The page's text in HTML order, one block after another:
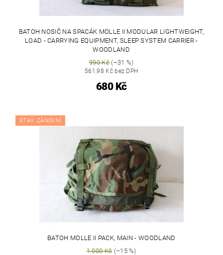
BATOH NOSIČ NA SPACÁK MOLLE II MODULAR LIGHTWEIGHT,
LOAD - CARRYING EQUIPMENT, SLEEP SYSTEM CARRIER -
WOODLAND
990 Kč(–31 %)
561,98 Kč bez DPH
680 Kč
STAV: ZÁNOVNÍ
BATOH MOLLE II PACK, MAIN - WOODLAND
1 000 Kč(–15 %)